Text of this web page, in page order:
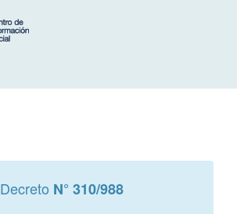
Decreto N° 310/988